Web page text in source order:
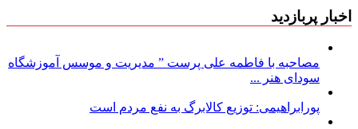
اخبار پربازدید
مصاحبه با فاطمه علی پرست ” مدیریت و موسس آموزشگاه
سودای هنر ...
پورابراهیمی: توزیع کالابرگ به نفع مردم است